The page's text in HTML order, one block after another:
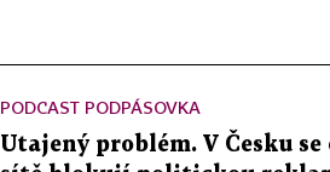
PODCAST PODPÁSOVKA
Utajený problém. V Česku